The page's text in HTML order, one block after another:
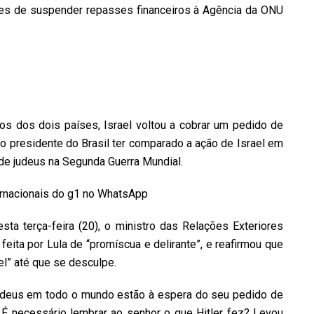
de suspender repasses financeiros à Agência da ONU
dos dois países, Israel voltou a cobrar um pedido de
presidente do Brasil ter comparado a ação de Israel em
judeus na Segunda Guerra Mundial.
do g1 no WhatsApp
terça-feira (20), o ministro das Relações Exteriores
por Lula de “promíscua e delirante”, e reafirmou que
até que se desculpe.
em todo o mundo estão à espera do seu pedido de